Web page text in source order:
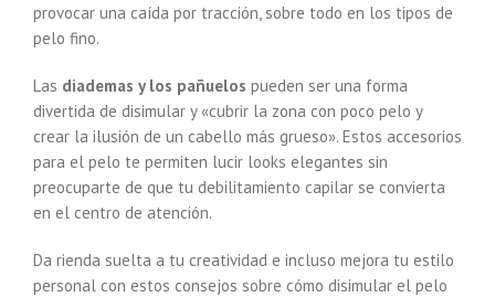
provocar una caída por tracción, sobre todo en los tipos de
pelo fino.
Las diademas y los pañuelos pueden ser una forma
divertida de disimular y «cubrir la zona con poco pelo y
crear la ilusión de un cabello más grueso». Estos accesorios
para el pelo te permiten lucir looks elegantes sin
preocuparte de que tu debilitamiento capilar se convierta
en el centro de atención.
Da rienda suelta a tu creatividad e incluso mejora tu estilo
personal con estos consejos sobre cómo disimular el pelo